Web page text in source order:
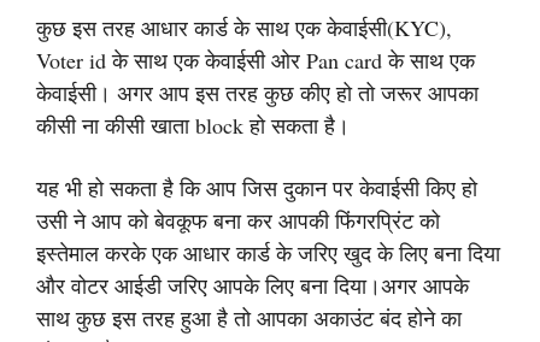
कुछ इस तरह आधार कार्ड के साथ एक केवाईसी(KYC),
Voter id के साथ एक केवाईसी ओर Pan card के साथ एक
केवाईसी। अगर आप इस तरह कुछ कीए हो तो जरूर आपका
कीसी ना कीसी खाता block हो सकता है।
यह भी हो सकता है कि आप जिस दुकान पर केवाईसी किए हो
उसी ने आप को बेवकूफ बना कर आपकी फिंगरप्रिंट को
इस्तेमाल करके एक आधार कार्ड के जरिए खुद के लिए बना दिया
और वोटर आईडी जरिए आपके लिए बना दिया।अगर आपके
साथ कुछ इस तरह हुआ है तो आपका अकाउंट बंद होने का